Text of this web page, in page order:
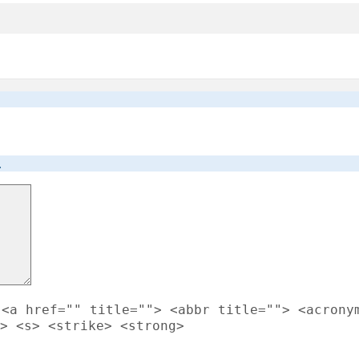
<a href="" title=""> <abbr title="">
<s> <strike> <strong>